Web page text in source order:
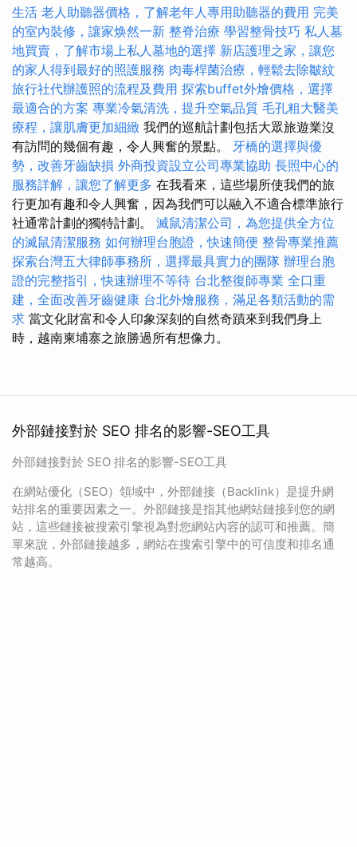
生活 老人助聽器價格，了解老年人專用助聽器的費用 完美
的室內裝修，讓家焕然一新 整脊治療 學習整骨技巧 私人墓
地買賣，了解市場上私人墓地的選擇 新店護理之家，讓您
的家人得到最好的照護服務 肉毒桿菌治療，輕鬆去除皺紋
旅行社代辦護照的流程及費用 探索buffet外燴價格，選擇
最適合的方案 專業冷氣清洗，提升空氣品質 毛孔粗大醫美
療程，讓肌膚更加細緻 我們的巡航計劃包括大眾旅遊業沒
有訪問的幾個有趣，令人興奮的景點。 牙橋的選擇與優
勢，改善牙齒缺損 外商投資設立公司專業協助 長照中心的
服務詳解，讓您了解更多 在我看來，這些場所使我們的旅
行更加有趣和令人興奮，因為我們可以融入不適合標準旅行
社通常計劃的獨特計劃。 滅鼠清潔公司，為您提供全方位
的滅鼠清潔服務 如何辦理台胞證，快速簡便 整骨專業推薦
探索台灣五大律師事務所，選擇最具實力的團隊 辦理台胞
證的完整指引，快速辦理不等待 台北整復師專業 全口重
建，全面改善牙齒健康 台北外燴服務，滿足各類活動的需
求 當文化財富和令人印象深刻的自然奇蹟來到我們身上
時，越南柬埔寨之旅勝過所有想像力。
外部鏈接對於 SEO 排名的影響-SEO工具
外部鏈接對於 SEO 排名的影響-SEO工具
在網站優化（SEO）領域中，外部鏈接（Backlink）是提升網
站排名的重要因素之一。外部鏈接是指其他網站鏈接到您的網
站，這些鏈接被搜索引擎視為對您網站內容的認可和推薦。簡
單來說，外部鏈接越多，網站在搜索引擎中的可信度和排名通
常越高。